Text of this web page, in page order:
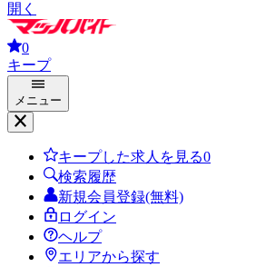
開く
0
キープ
メニュー
キープした求人を見る0
検索履歴
新規会員登録(無料)
ログイン
ヘルプ
エリアから探す